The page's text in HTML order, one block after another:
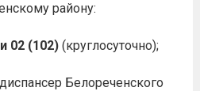
району:
02 (102) (круглосуточно);
Белореченского